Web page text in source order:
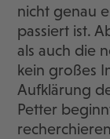
nicht genau
passiert ist.
als auch die
kein großes
Aufklärung
Petter